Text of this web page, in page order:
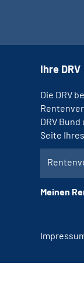
Ihre DRV
Die DRV
DRV
Seite
Meinen